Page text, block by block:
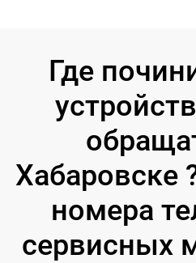
Где
Хабаровске
номера
сервисных